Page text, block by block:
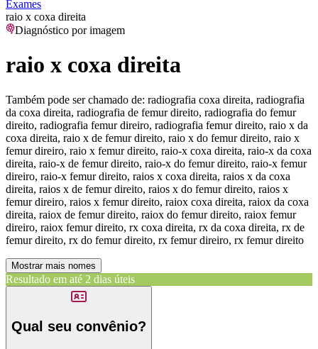
Exames
raio x coxa direita
Diagnóstico por imagem
raio x coxa direita
Também pode ser chamado de: radiografia coxa direita, radiografia
da coxa direita, radiografia de femur direito, radiografia do femur
direito, radiografia femur direiro, radiografia femur direito, raio x da
coxa direita, raio x de femur direito, raio x do femur direito, raio x
femur direiro, raio x femur direito, raio-x coxa direita, raio-x da coxa
direita, raio-x de femur direito, raio-x do femur direito, raio-x femur
direiro, raio-x femur direito, raios x coxa direita, raios x da coxa
direita, raios x de femur direito, raios x do femur direito, raios x
femur direiro, raios x femur direito, raiox coxa direita, raiox da coxa
direita, raiox de femur direito, raiox do femur direito, raiox femur
direiro, raiox femur direito, rx coxa direita, rx da coxa direita, rx de
femur direito, rx do femur direito, rx femur direiro, rx femur direito
Mostrar mais nomes
Resultado em até 2 dias úteis
Qual seu convênio?